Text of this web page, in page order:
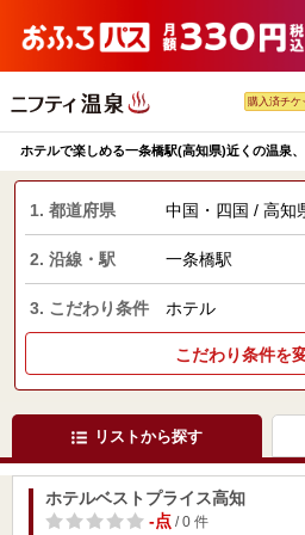
購入済チケ
ホテルで楽しめる一条橋駅(高知県)近くの温泉
1. 都道府県 中国・四国 / 高知
2. 沿線・駅 一条橋駅
3. こだわり条件 ホテル
こだわり条件を
リストから探す
ホテルベストプライス高知
-点/ 0 件